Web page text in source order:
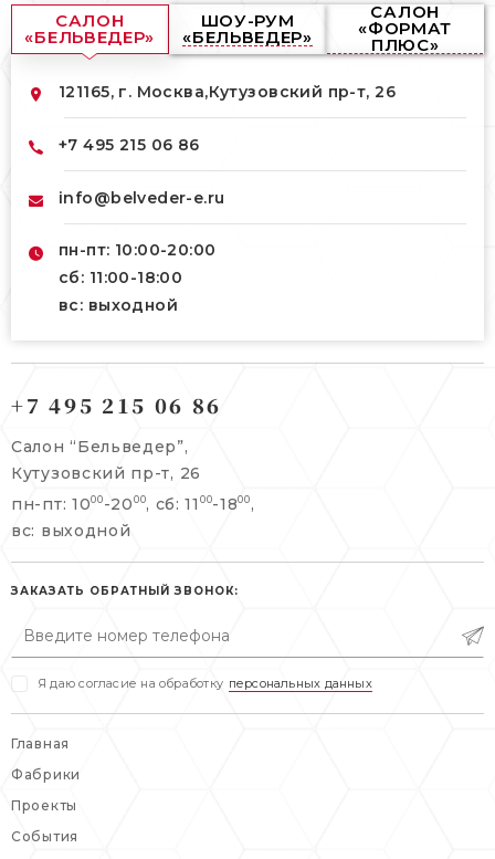
САЛОН
«БЕЛЬВЕДЕР»
ШОУ-РУМ
«БЕЛЬВЕДЕР»
САЛОН
«ФОРМАТ
ПЛЮС»
121165, г. Москва,Кутузовский пр-т, 26
+7 495 215 06 86
info@belveder-e.ru
пн-пт: 10:00-20:00
сб: 11:00-18:00
вс: выходной
info@belveder-e.ru
пн-пт: 10:00-20:00
сб, вс: выходной
Берсеневский переулок, 3/10с7
+7 495 477 45 43
info@belveder-e.ru
пн-пт: 10:00-19:00
сб: выходной
+7 495 215 06 86
Салон “Бельведер”,
Кутузовский пр-т, 26
пн-пт: 1000 -20 00, сб: 11 00-1800 ,
вс: выходной
ЗАКАЗАТЬ ОБРАТНЫЙ ЗВОНОК:
Я даю согласие на обработку персональных данных
Главная
Фабрики
Проекты
События